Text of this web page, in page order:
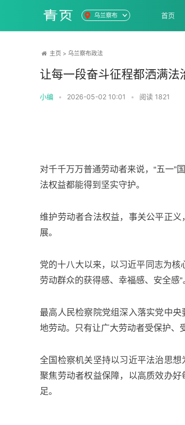
乌兰察布 首页
主页 > 乌兰察布政法
让每一段奋斗征程都洒满
小编 • 2026-05-02 10:01 • 阅读 1821
对千千万万普通劳动者来说，“五一”
法权益都能得到坚实守护。
维护劳动者合法权益，事关公平正
展。
党的十八大以来，以习近平同志为
劳动群众的获得感、幸福感、安全感”
最高人民检察院党组深入落实党中
地劳动。只有让广大劳动者受保护、
全国检察机关坚持以习近平法治思想
聚焦劳动者权益保障，以高质效办
足。